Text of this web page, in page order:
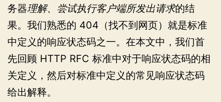
务器理解、尝试执行客户端所发出请求的结
果。我们熟悉的 404（找不到网页）就是标准
中定义的响应状态码之一。在本文中，我们首
先回顾 HTTP RFC 标准中对于响应状态码的相
关定义，然后对标准中定义的常见响应状态码
给出解释。